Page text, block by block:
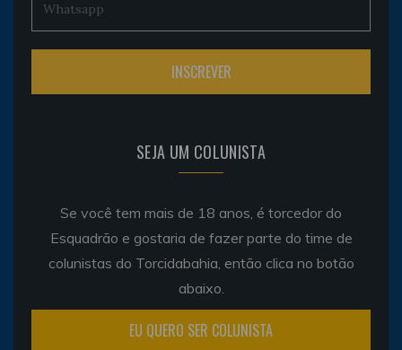
SEJA UM COLUNISTA
Se você tem mais de 18 anos, é torcedor do
Esquadrão e gostaria de fazer parte do time de
colunistas do Torcidabahia, então clica no botão
abaixo.
EU QUERO SER COLUNISTA